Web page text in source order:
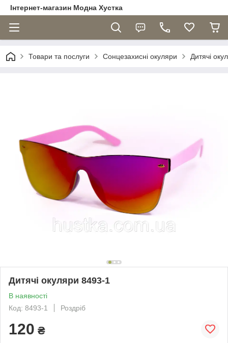
Інтернет-магазин Модна Хустка
Товари та послуги Сонцезахисні окуляри Дитячі
Дитячі окуляри 8493-1
В наявності
Код: 8493-1
Роздріб
120 ₴